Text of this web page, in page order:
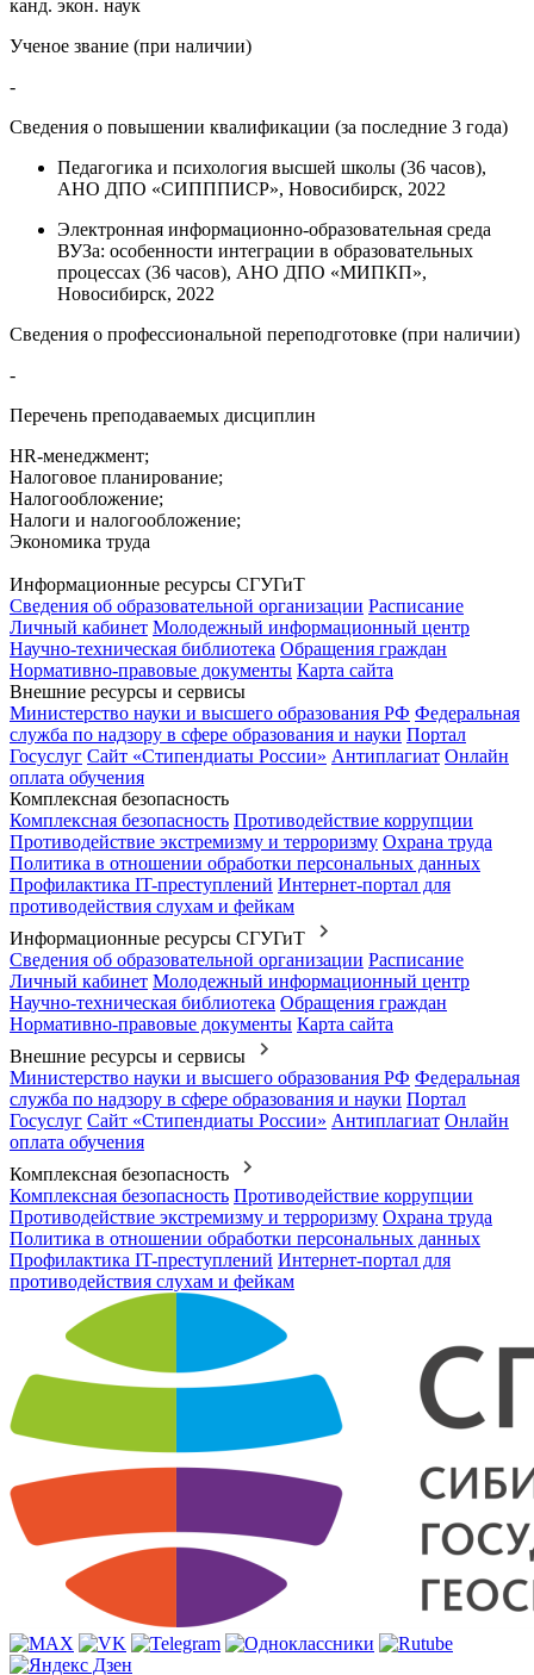
канд. экон. наук
Ученое звание (при наличии)
-
Сведения о повышении квалификации (за последние 3 года)
Педагогика и психология высшей школы (36 часов),
АНО ДПО «СИПППИСР», Новосибирск, 2022
Электронная информационно-образовательная среда
ВУЗа: особенности интеграции в образовательных
процессах (36 часов), АНО ДПО «МИПКП»,
Новосибирск, 2022
Сведения о профессиональной переподготовке (при наличии)
-
Перечень преподаваемых дисциплин
HR-менеджмент;
Налоговое планирование;
Налогообложение;
Налоги и налогообложение;
Экономика труда
Информационные ресурсы СГУГиТ
Сведения об образовательной организации Расписание
Личный кабинет Молодежный информационный центр
Научно-техническая библиотека Обращения граждан
Нормативно-правовые документы Карта сайта
Внешние ресурсы и сервисы
Министерство науки и высшего образования РФ Федеральная
служба по надзору в сфере образования и науки Портал
Госуслуг Сайт «Стипендиаты России» Антиплагиат Онлайн
оплата обучения
Комплексная безопасность
Комплексная безопасность Противодействие коррупции
Противодействие экстремизму и терроризму Охрана труда
Политика в отношении обработки персональных данных
Профилактика IT-преступлений Интернет-портал для
противодействия слухам и фейкам
Информационные ресурсы СГУГиТ
Сведения об образовательной организации Расписание
Личный кабинет Молодежный информационный центр
Научно-техническая библиотека Обращения граждан
Нормативно-правовые документы Карта сайта
Внешние ресурсы и сервисы
Министерство науки и высшего образования РФ Федеральная
служба по надзору в сфере образования и науки Портал
Госуслуг Сайт «Стипендиаты России» Антиплагиат Онлайн
оплата обучения
Комплексная безопасность
Комплексная безопасность Противодействие коррупции
Противодействие экстремизму и терроризму Охрана труда
Политика в отношении обработки персональных данных
Профилактика IT-преступлений Интернет-портал для
противодействия слухам и фейкам